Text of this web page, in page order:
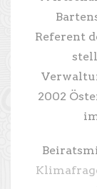
Referent
2002